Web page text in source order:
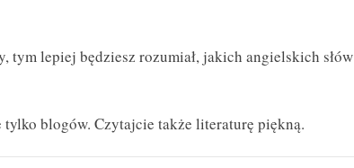
tym lepiej będziesz rozumiał, jakich angielskich słów
blogów. Czytajcie także literaturę piękną.